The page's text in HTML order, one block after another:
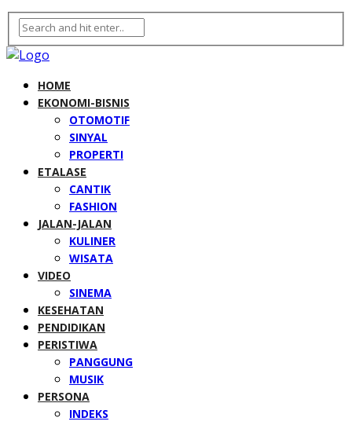
HOME
EKONOMI-BISNIS
OTOMOTIF
SINYAL
PROPERTI
ETALASE
CANTIK
FASHION
JALAN-JALAN
KULINER
WISATA
VIDEO
SINEMA
KESEHATAN
PENDIDIKAN
PERISTIWA
PANGGUNG
MUSIK
PERSONA
INDEKS